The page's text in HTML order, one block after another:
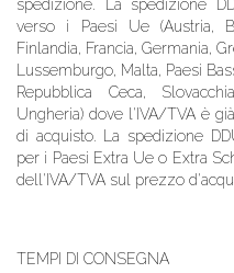
spedizione. La spedizione
verso i Paesi Ue (Austria,
Finlandia, Francia, Germania,
Lussemburgo, Malta, Paesi
Repubblica Ceca,
Ungheria) dove l'IVA/TVA è
di acquisto. La spedizione
per i Paesi Extra Ue o Extra
dell'IVA/TVA sul prezzo
TEMPI DI CONSEGNA